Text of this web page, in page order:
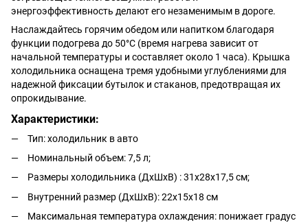
энергоэффективность делают его незаменимым в дороге.
Наслаждайтесь горячим обедом или напитком благодаря
функции подогрева до 50°C (время нагрева зависит от
начальной температуры и составляет около 1 часа). Крышка
холодильника оснащена тремя удобными углублениями для
надежной фиксации бутылок и стаканов, предотвращая их
опрокидывание.
Характеристики:
Тип: холодильник в авто
Номинальный объем: 7,5 л;
Размеры холодильника (ДхШхВ) : 31х28х17,5 см;
Внутренний размер (ДхШхВ): 22х15х18 см
Максимальная температура охлаждения: понижает градус